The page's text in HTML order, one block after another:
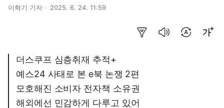
이혁기 기자 2025. 6. 24. 11:59
더스쿠프 심층취재 추적+
예스24 사태로 본 e북 논쟁 2편
모호해진 소비자 전자책 소유권
해외에선 민감하게 다루고 있어